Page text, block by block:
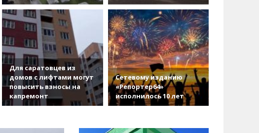
Для саратовцев из
домов с лифтами могут
повысить взносы на
капремонт
Сетевому изданию
«Репортер64»
исполнилось 10 лет